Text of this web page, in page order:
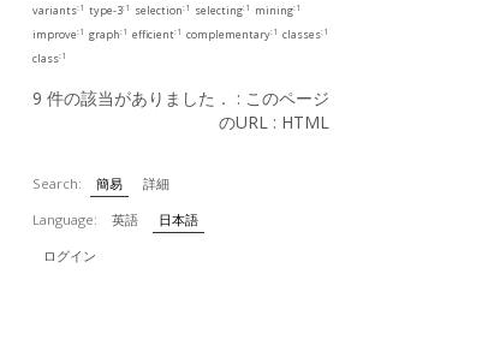
variants:1 type-3:1 selection:1 selecting:1 mining:1
improve:1 graph:1 efficient:1 complementary:1 classes:1
class:1
9 件の該当がありました． : このページ
のURL : HTML
Search: 簡易
詳細
Language:
英語
日本語
ログイン